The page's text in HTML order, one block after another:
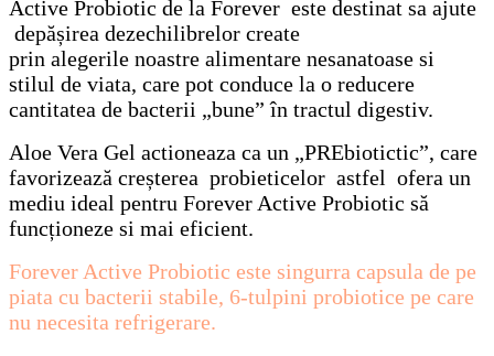
Active Probiotic de la Forever este destinat sa ajute
depășirea dezechilibrelor create
prin alegerile noastre alimentare nesanatoase si
stilul de viata, care pot conduce la o reducere
cantitatea de bacterii „bune” în tractul digestiv.
Aloe Vera Gel actioneaza ca un „PREbiotictic”, care
favorizează creșterea probieticelor astfel ofera un
mediu ideal pentru Forever Active Probiotic să
funcționeze si mai eficient.
Forever Active Probiotic este singurra capsula de pe
piata cu bacterii stabile, 6-tulpini probiotice pe care
nu necesita refrigerare.